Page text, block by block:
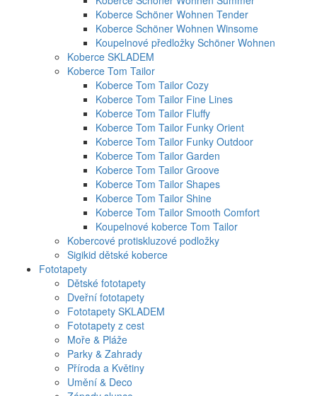
Koberce Schöner Wohnen Tender
Koberce Schöner Wohnen Winsome
Koupelnové předložky Schöner Wohnen
Koberce SKLADEM
Koberce Tom Tailor
Koberce Tom Tailor Cozy
Koberce Tom Tailor Fine Lines
Koberce Tom Tailor Fluffy
Koberce Tom Tailor Funky Orient
Koberce Tom Tailor Funky Outdoor
Koberce Tom Tailor Garden
Koberce Tom Tailor Groove
Koberce Tom Tailor Shapes
Koberce Tom Tailor Shine
Koberce Tom Tailor Smooth Comfort
Koupelnové koberce Tom Tailor
Kobercové protiskluzové podložky
Sigikid dětské koberce
Fototapety
Dětské fototapety
Dveřní fototapety
Fototapety SKLADEM
Fototapety z cest
Moře & Pláže
Parky & Zahrady
Příroda a Květiny
Umění & Deco